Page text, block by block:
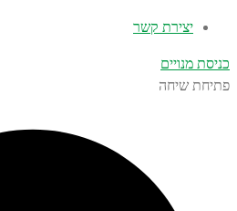
יצירת קשר
כניסת מנויים
פתיחת שיחה